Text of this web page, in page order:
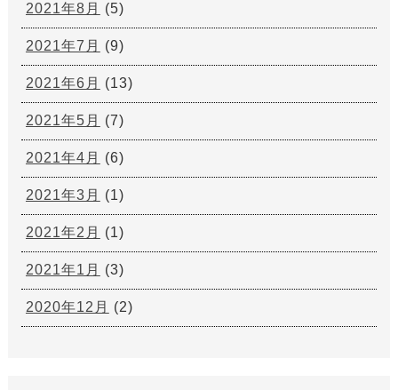
2021年8月 (5)
2021年7月 (9)
2021年6月 (13)
2021年5月 (7)
2021年4月 (6)
2021年3月 (1)
2021年2月 (1)
2021年1月 (3)
2020年12月 (2)